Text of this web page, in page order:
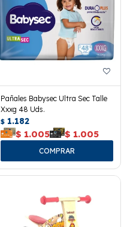
Pañales Babysec Ultra Sec Talle
Xxxg 48 Uds.
$ 1.182
$ 1.005 $ 1.005